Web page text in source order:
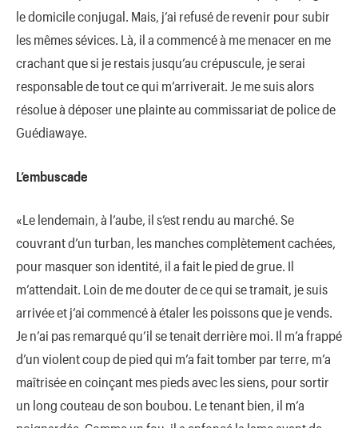
le domicile conjugal. Mais, j’ai refusé de revenir pour subir
les mêmes sévices. Là, il a commencé à me menacer en me
crachant que si je restais jusqu’au crépuscule, je serai
responsable de tout ce qui m’arriverait. Je me suis alors
résolue à déposer une plainte au commissariat de police de
Guédiawaye.
L’embuscade
«Le lendemain, à l’aube, il s’est rendu au marché. Se
couvrant d’un turban, les manches complètement cachées,
pour masquer son identité, il a fait le pied de grue. Il
m’attendait. Loin de me douter de ce qui se tramait, je suis
arrivée et j’ai commencé à étaler les poissons que je vends.
Je n’ai pas remarqué qu’il se tenait derrière moi. Il m’a frappé
d’un violent coup de pied qui m’a fait tomber par terre, m’a
maîtrisée en coinçant mes pieds avec les siens, pour sortir
un long couteau de son boubou. Le tenant bien, il m’a